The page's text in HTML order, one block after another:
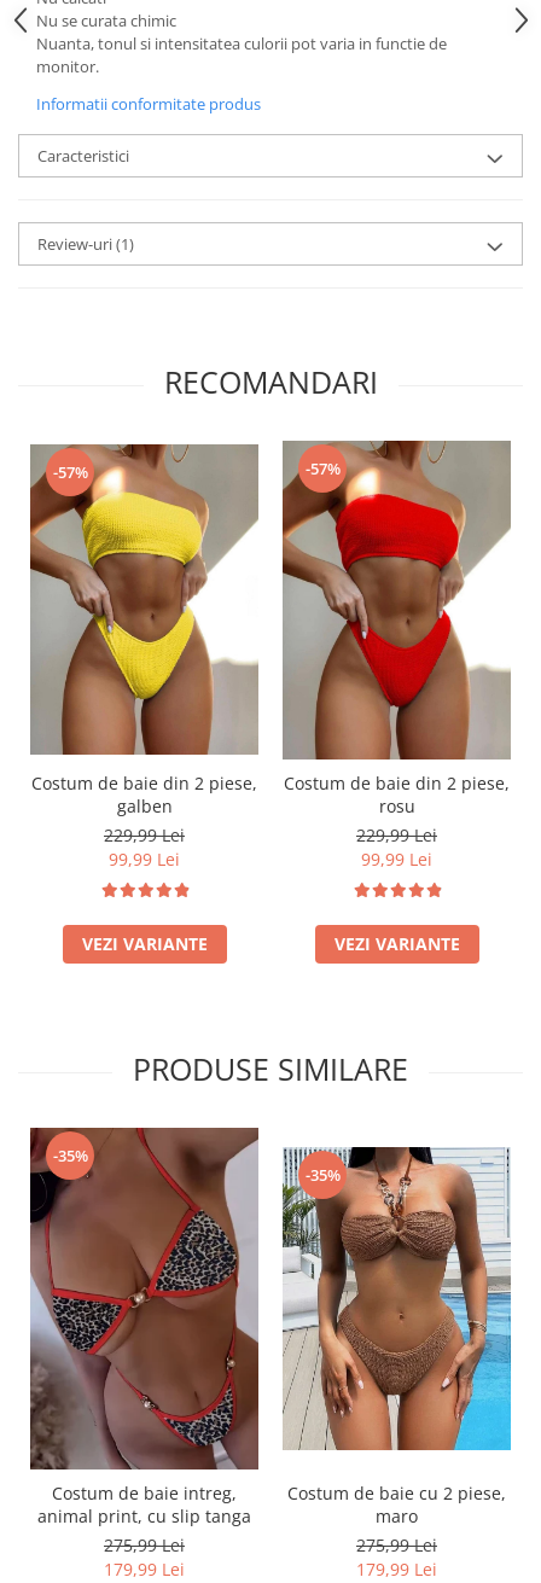
Nu se curata chimic
Nuanta, tonul si intensitatea culorii pot varia in functie de
monitor.
Informatii conformitate produs
Caracteristici
Review-uri(1)
RECOMANDARI
-57%
Costum de baie din 2 piese,
galben
229,99 Lei
99,99 Lei
VEZI VARIANTE
-57%
Costum de baie din 2 piese,
rosu
229,99 Lei
99,99 Lei
VEZI VARIANTE
PRODUSE SIMILARE
-35%
Costum de baie intreg,
animal print, cu slip tanga
275,99 Lei
179,99 Lei
-35%
Costum de baie cu 2 piese,
maro
275,99 Lei
179,99 Lei